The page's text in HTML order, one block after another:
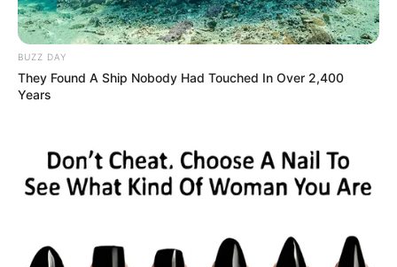
влажность:
BUZZ DAY
They Found A Ship Nobody Had Touched In Over 2,400
Years